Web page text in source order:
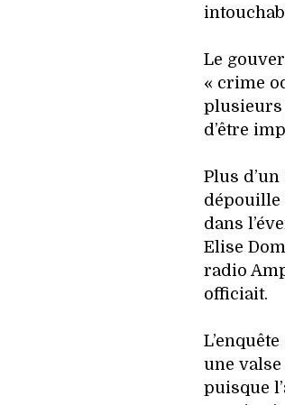
Le
« crime
plusieurs
d’être
Plus
dépouille
dans
Elise
radio
officiait.
une
puisque